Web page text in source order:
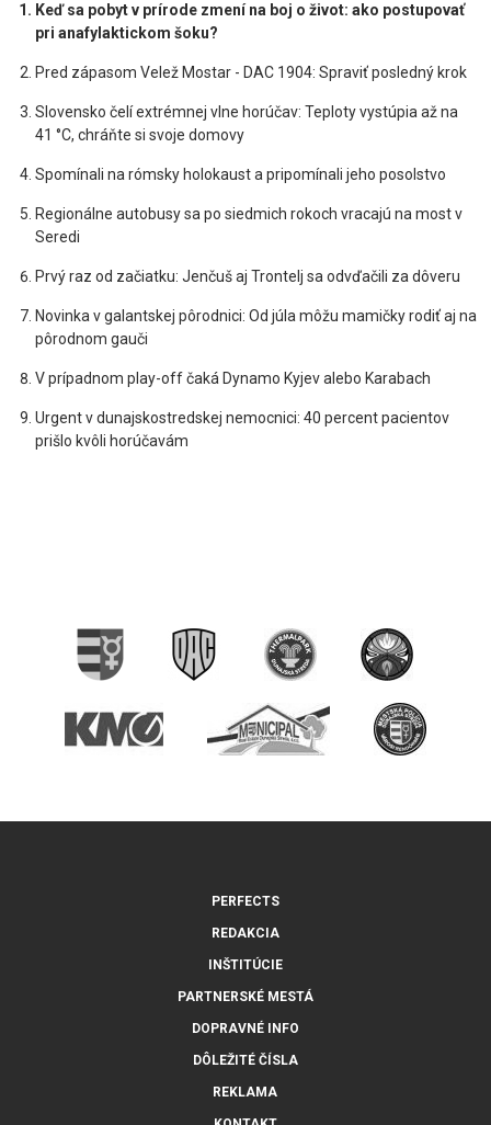
Keď sa pobyt v prírode zmení na boj o život: ako postupovať
pri anafylaktickom šoku?
Pred zápasom Velež Mostar - DAC 1904: Spraviť posledný krok
Slovensko čelí extrémnej vlne horúčav: Teploty vystúpia až na
41 °C, chráňte si svoje domovy
Spomínali na rómsky holokaust a pripomínali jeho posolstvo
Regionálne autobusy sa po siedmich rokoch vracajú na most v
Seredi
Prvý raz od začiatku: Jenčuš aj Trontelj sa odvďačili za dôveru
Novinka v galantskej pôrodnici: Od júla môžu mamičky rodiť aj na
pôrodnom gauči
V prípadnom play-off čaká Dynamo Kyjev alebo Karabach
Urgent v dunajskostredskej nemocnici: 40 percent pacientov
prišlo kvôli horúčavám
PERFECTS
REDAKCIA
INŠTITÚCIE
PARTNERSKÉ MESTÁ
DOPRAVNÉ INFO
DÔLEŽITÉ ČÍSLA
REKLAMA